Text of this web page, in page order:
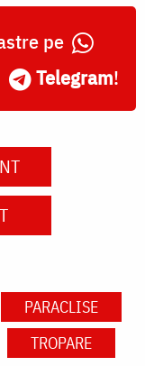
pe
Telegram!
PARACLISE
TROPARE